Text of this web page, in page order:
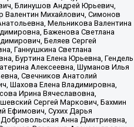
Блинушов Андрей Юрьевич,
Валентин Михайлович, Симонов
Мельникова Валентина
Баженова Светлана
Беляев Сергей
Ганнушкина Светлана
Буртина Елена Юрьевна, Гендель
Алексеевна, Шуманов Илья
Свечников Анатолий
Шахова Елена Владимировна,
Ирина Вячеславовна,
Сергей Маркович, Бахмин
Ефимович, Сухих Дарья
Анна Дмитриевна,